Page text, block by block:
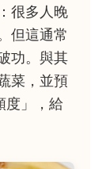
很多人晚
但這通常
功。與其
菜，並預
度」，給